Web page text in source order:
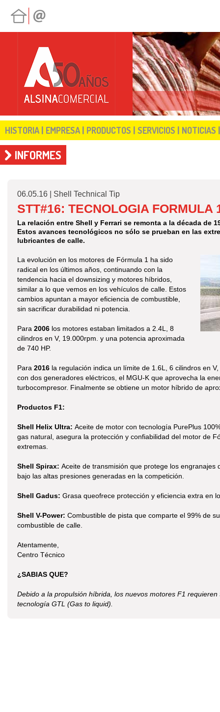
HISTORIA | EMPRESA | PRODUCTOS | SERVICIOS | NOTICIAS |
INFORMES
06.05.16 | Shell Technical Tip
STT#16: TECNOLOGIA FORMULA
La relación entre Shell y Ferrari se remonta a la década
Estos avances tecnológicos no sólo se prueban en las
lubricantes de calle.
La evolución en los motores de Fórmula 1 ha sido
radical en los últimos años, continuando con la
tendencia hacia el downsizing y motores híbridos,
similar a lo que vemos en los vehículos de calle. Estos
cambios apuntan a mayor eficiencia de combustible,
sin sacrificar durabilidad ni potencia.
Para 2006 los motores estaban limitados a 2.4L, 8
cilindros en V, 19.000rpm. y una potencia aproximada
de 740 HP.
Para 2016 la regulación indica un límite de 1.6L, 6 cilindros en
con dos generadores eléctricos, el MGU-K que aprovecha la
turbocompresor. Finalmente se obtiene un motor híbrido de
Productos F1:
Shell Helix Ultra: Aceite de motor con tecnología PurePlus
gas natural, asegura la protección y confiabilidad del motor de
extremas.
Shell Spirax: Aceite de transmisión que protege los engranajes
bajo las altas presiones generadas en la competición.
Shell Gadus: Grasa queofrece protección y eficiencia extra en
Shell V-Power: Combustible de pista que comparte el 99% de
combustible de calle.
Atentamente,
Centro Técnico
¿SABIAS QUE?
Debido a la propulsión híbrida, los nuevos motores F1
tecnología GTL (Gas to liquid).